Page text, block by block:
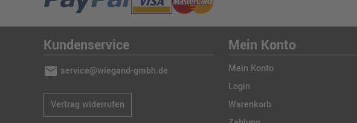
Kundenservice
mail service@wiegand-gmbh.de
Vertrag widerrufen
Mein Konto
Mein Konto
Login
Warenkorb